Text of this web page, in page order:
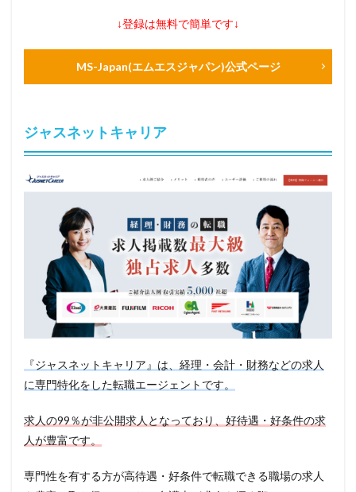
↓登録は無料で簡単です↓
MS-Japan(エムエスジャパン)公式ページ
ジャスネットキャリア
『ジャスネットキャリア』は、経理・会計・財務などの求人
に専門特化をした転職エージェントです。
求人の99％が非公開求人となっており、好待遇・好条件の求
人が豊富です。
専門性を有する方が高待遇・好条件で転職できる職場の求人